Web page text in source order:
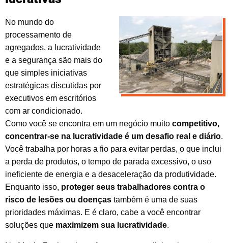
No mundo do
processamento de
agregados, a lucratividade
e a segurança são mais do
que simples iniciativas
estratégicas discutidas por
executivos em escritórios
com ar condicionado.
Como você se encontra em um negócio muito competitivo,
concentrar-se na lucratividade é um desafio real e diário.
Você trabalha por horas a fio para evitar perdas, o que inclui
a perda de produtos, o tempo de parada excessivo, o uso
ineficiente de energia e a desaceleração da produtividade.
Enquanto isso, proteger seus trabalhadores contra o
risco de lesões ou doenças também é uma de suas
prioridades máximas. E é claro, cabe a você encontrar
soluções que maximizem sua lucratividade.